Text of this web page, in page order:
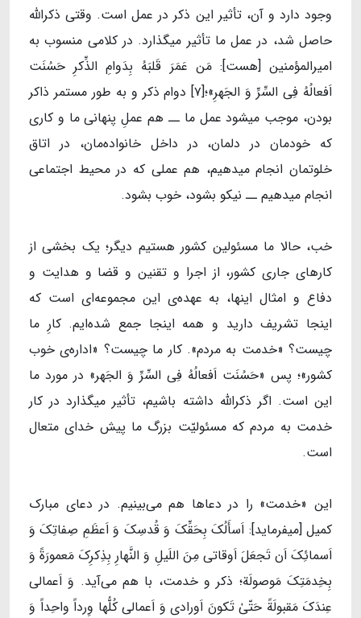
وجود دارد و آن، تأثیر این ذکر در عمل است. وقتی ذکرالله
حاصل شد، در عمل ما تأثیر میگذارد. در کلامی منسوب به
امیرالمؤمنین [هست]: مَن عَمَرَ قَلبَهُ بِدَوامِ الذِّکرِ حَسُنَت‌
اَفعالُهُ‌ فِی‌ السِّرِّ وَ الجَهرِ»؛[۷] دوام ذکر و به طور مستمر ذاکر
بودن، موجب میشود عمل ما ــ هم عملِ پنهانی ما و کاری
که خودمان در دلمان، در داخل خانواده‌مان، در اتاق
خلوتمان انجام میدهیم، هم عملی که در محیط اجتماعی
انجام میدهیم ــ نیکو بشود، خوب بشود.
خب، حالا ما مسئولین کشور هستیم دیگر؛ یک بخشی از
کارهای جاری کشور، از اجرا و تقنین و قضا و هدایت و
دفاع و امثال اینها، به عهده‌ی این مجموعه‌ای است که
اینجا تشریف دارید و همه اینجا جمع شده‌ایم. کارِ ما
چیست؟ «خدمت به مردم». کار ما چیست؟ «اداره‌ی خوب
کشور»؛ پس «حَسُنَت‌ اَفعالُهُ‌ فِی‌ السِّرِّ وَ الجَهر» در مورد ما
این است. اگر ذکرالله داشته باشیم، تأثیر میگذارد در کار
خدمت به مردم که مسئولیّت بزرگ ما پیش خدای متعال
است.
این «خدمت» را در دعاها هم می‌بینیم. در دعای مبارک
کمیل [میفرماید]: اَسأَلُکَ بِحَقِّکَ وَ قُدسِکَ وَ اَعظَمِ صِفاتِکَ وَ
اَسمائِکَ اَن تَجعَلَ اَوقاتى مِنَ اللَیلِ وَ النَّهارِ بِذِکرِکَ مَعمورَةً وَ
بِخِدمَتِکَ مَوصولَة؛ ذکر و خدمت، با هم می‌آید. وَ اَعمالى
عِندَکَ مَقبولَةً حَتّىٰ تَکونَ اَورادى وَ اَعمالى کُلُّها وِرداً واحِداً وَ